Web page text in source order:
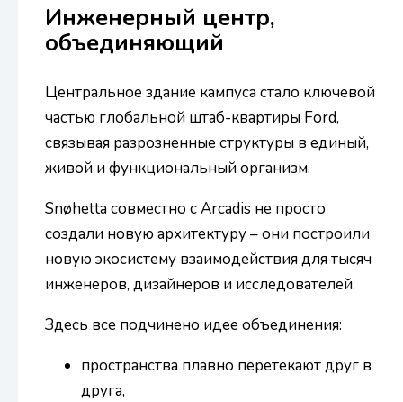
Инженерный центр,
объединяющий
Центральное здание кампуса стало ключевой
частью глобальной штаб-квартиры Ford,
связывая разрозненные структуры в единый,
живой и функциональный организм.
Snøhetta совместно с Arcadis не просто
создали новую архитектуру – они построили
новую экосистему взаимодействия для тысяч
инженеров, дизайнеров и исследователей.
Здесь все подчинено идее объединения:
пространства плавно перетекают друг в
друга,